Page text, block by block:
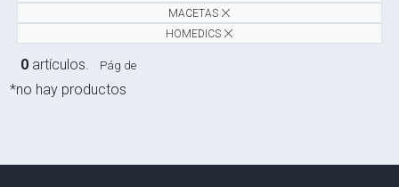
MACETAS
HOMEDICS
*no hay productos
0 artículos. Pág de